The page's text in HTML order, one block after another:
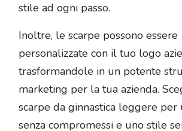
stile ad ogni passo.
Inoltre, le scarpe possono essere
personalizzate con il tuo logo
trasformandole in un potente
marketing per la tua azienda.
scarpe da ginnastica leggere
senza compromessi e uno stile